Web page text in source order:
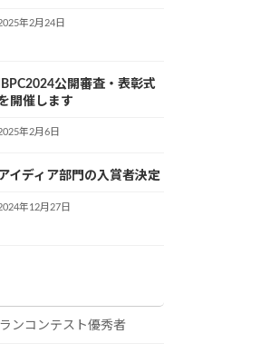
年2月24日
IBPC2024公開審査・表彰式
開催します
年2月6日
アイディア部門の入賞者決定
年12月27日
ンコンテスト優秀者